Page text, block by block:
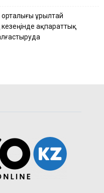
Құрылтай
ақпараттық